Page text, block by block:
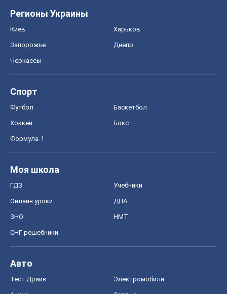
Регионы Украины
Киев Харьков
Запорожье Днепр
Черкассы
Спорт
Футбол Баскетбол
Хоккей Бокс
Формула-1
Моя школа
ГДЗ Учебники
Онлайн уроки ДПА
ЗНО НМТ
СНГ решебники
Авто
Тест Драйв Электромобили